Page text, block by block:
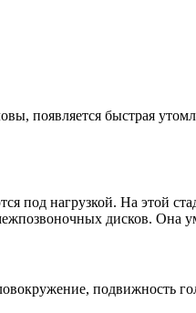
появляется быстрая
нагрузкой. На этой
дисков. Она
подвижность